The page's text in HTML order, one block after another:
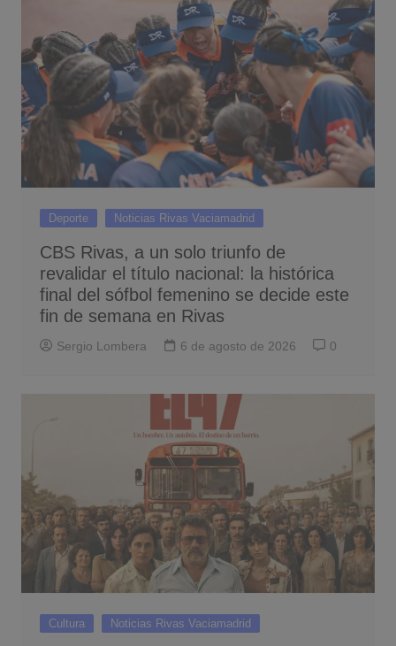
Deporte Noticias Rivas Vaciamadrid
CBS Rivas, a un solo triunfo de
revalidar el título nacional: la histórica
final del sófbol femenino se decide este
fin de semana en Rivas
Sergio Lombera 6 de agosto de 2026 0
Cultura Noticias Rivas Vaciamadrid